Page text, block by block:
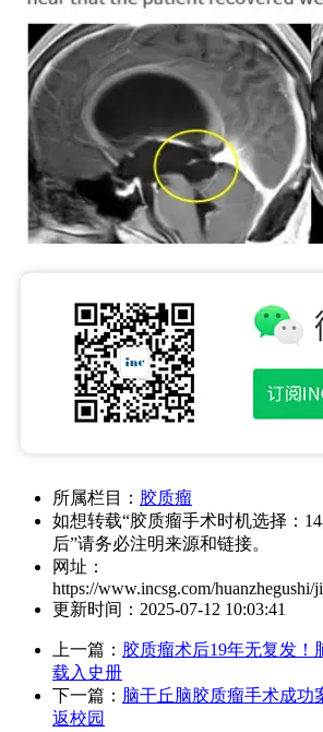
所属栏目： 胶质瘤
如想转载“胶质瘤手术时机选择：
后”请务必注明来源和链接。
网址：
https://www.incsg.com/huanzhegushi/
更新时间： 2025-07-12 10:03:41
上一篇： 胶质瘤术后19年无复发！
载入史册
下一篇： 脑干丘脑胶质瘤手术成功
返校园